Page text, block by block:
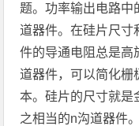
题。功率输出电路中
道器件。在硅片尺寸
件的导通电阻总是高
道器件，可以简化栅
本。硅片的尺寸就是
之相当的n沟道器件。